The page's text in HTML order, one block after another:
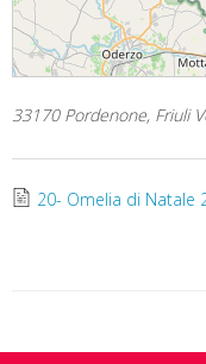
33170 Pordenone, Friuli
20- Omelia di Natale